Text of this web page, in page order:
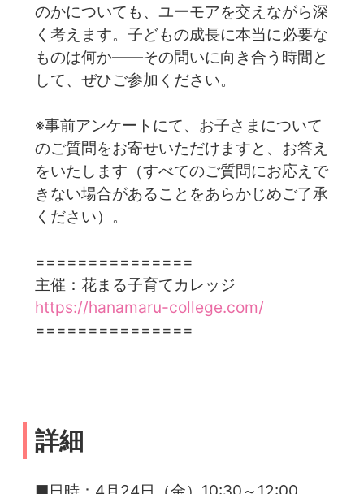
のかについても、ユーモアを交えながら深
く考えます。子どもの成長に本当に必要な
ものは何か——その問いに向き合う時間と
して、ぜひご参加ください。
※事前アンケートにて、お子さまについて
のご質問をお寄せいただけますと、お答え
をいたします（すべてのご質問にお応えで
きない場合があることをあらかじめご了承
ください）。
===============
主催：花まる子育てカレッジ
https://hanamaru-college.com/
===============
詳細